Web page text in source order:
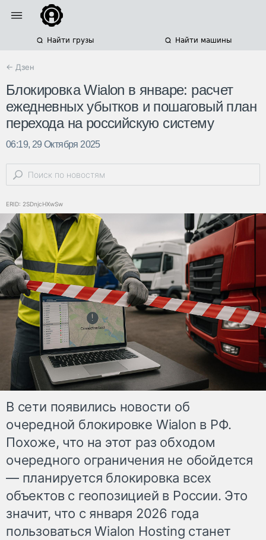
Найти грузы Найти машины
← Дзен
Блокировка Wialon в январе: расчет
ежедневных убытков и пошаговый план
перехода на российскую систему
06:19, 29 Октября 2025
ERID: 2SDnjcHXwSw
В сети появились новости об
очередной блокировке Wialon в РФ.
Похоже, что на этот раз обходом
очередного ограничения не обойдется
— планируется блокировка всех
объектов с геопозицией в России. Это
значит, что с января 2026 года
пользоваться Wialon Hosting станет